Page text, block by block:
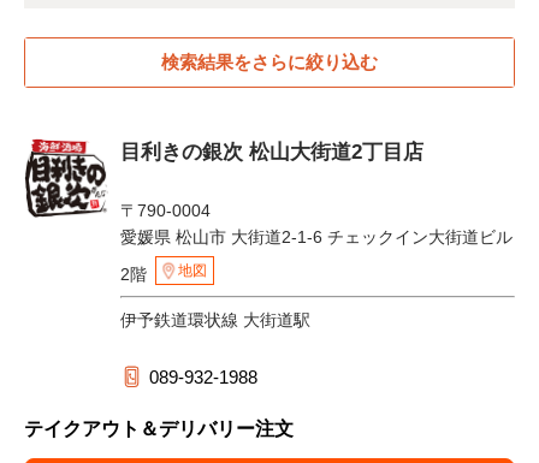
検索結果をさらに絞り込む
目利きの銀次 松山大街道2丁目店
〒790-0004
愛媛県 松山市 大街道2-1-6 チェックイン大街道ビル
2階
地図
伊予鉄道環状線 大街道駅
089-932-1988
テイクアウト＆デリバリー注文